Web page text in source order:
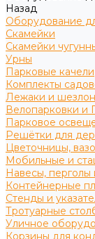
Назад
Оборудование
Скамейки
Скамейки
Урны
Парковые качели
Комплекты
Лежаки и
Велопарковки и
Парковое
Решётки для
Цветочницы,
Мобильные и
Навесы, перголы
Контейнерные
Стенды и
Тротуарные
Уличное
Корзины для